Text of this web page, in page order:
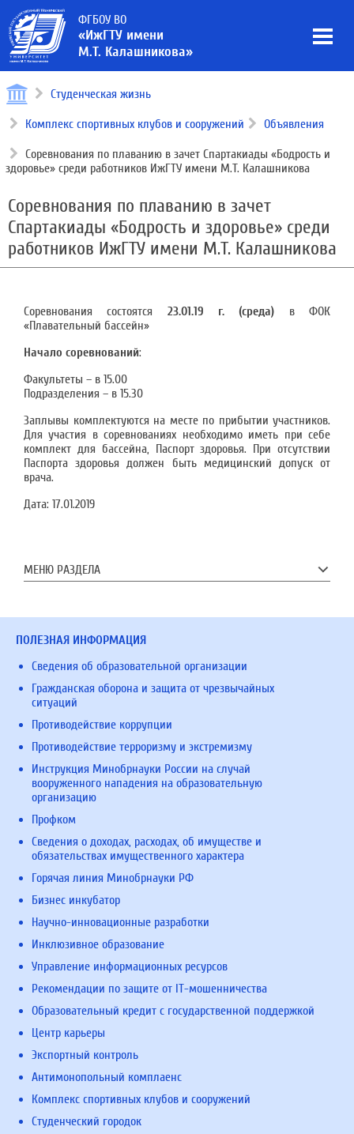
ФГБОУ ВО
«ИжГТУ имени
М.Т. Калашникова»
Студенческая жизнь
Комплекс спортивных клубов и сооружений Объявления
Соревнования по плаванию в зачет Спартакиады «Бодрость и
здоровье» среди работников ИжГТУ имени М.Т. Калашникова
Соревнования по плаванию в зачет
Спартакиады «Бодрость и здоровье» среди
работников ИжГТУ имени М.Т. Калашникова
Соревнования cостоятся 23.01.19 г. (среда) в ФОК
«Плавательный бассейн»
Начало соревнований:
Факультеты – в 15.00
Подразделения – в 15.30
Заплывы комплектуются на месте по прибытии участников.
Для участия в соревнованиях необходимо иметь при себе
комплект для бассейна, Паспорт здоровья. При отсутствии
Паспорта здоровья должен быть медицинский допуск от
врача.
Дата: 17.01.2019
МЕНЮ РАЗДЕЛА
ПОЛЕЗНАЯ ИНФОРМАЦИЯ
Сведения об образовательной организации
Гражданская оборона и защита от чрезвычайных
ситуаций
Противодействие коррупции
Противодействие терроризму и экстремизму
Инструкция Минобрнауки России на случай
вооруженного нападения на образовательную
организацию
Профком
Сведения о доходах, расходах, об имуществе и
обязательствах имущественного характера
Горячая линия Минобрнауки РФ
Бизнес инкубатор
Научно-инновационные разработки
Инклюзивное образование
Управление информационных ресурсов
Рекомендации по защите от IT-мошенничества
Образовательный кредит с государственной поддержкой
Центр карьеры
Экспортный контроль
Антимонопольный комплаенс
Комплекс спортивных клубов и сооружений
Студенческий городок